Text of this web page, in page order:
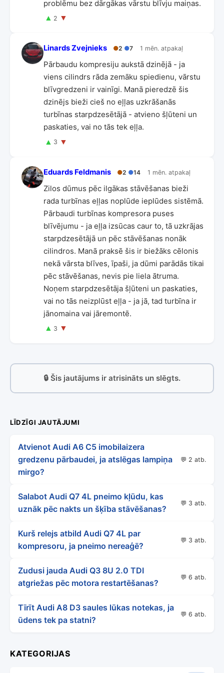
problēmu bez dārgākas vārstu blīvju maiņas.
▲ 2 ▼
Linards Zvejnieks ●2 ●7 1 mēn. atpakaļ
Pārbaudu kompresiju aukstā dzinējā - ja
viens cilindrs rāda zemāku spiedienu, vārstu
blīvgredzeni ir vainīgi. Manā pieredzē šis
dzinējs bieži cieš no eļļas uzkrāšanās
turbīnas starpdzesētājā - atvieno šļūteni un
paskaties, vai no tās tek eļļa.
▲ 3 ▼
Eduards Feldmanis ●2 ●14 1 mēn. atpakaļ
Zilos dūmus pēc ilgākas stāvēšanas bieži
rada turbīnas eļļas noplūde ieplūdes sistēmā.
Pārbaudi turbīnas kompresora puses
blīvējumu - ja eļļa izsūcas caur to, tā uzkrājas
starpdzesētājā un pēc stāvēšanas nonāk
cilindros. Manā praksē šis ir biežāks cēlonis
nekā vārsta blīves, īpaši, ja dūmi parādās tikai
pēc stāvēšanas, nevis pie liela ātruma.
Noņem starpdzesētāja šļūteni un paskaties,
vai no tās neizplūst eļļa - ja jā, tad turbīna ir
jānomaina vai jāremontē.
▲ 3 ▼
🔒 Šis jautājums ir atrisināts un slēgts.
LĪDZĪGI JAUTĀJUMI
Atvienot Audi A6 C5 imobilaizera
gredzenu pārbaudei, ja atslēgas lampiņa
mirgo?
💬 2 atb.
Salabot Audi Q7 4L pneimo kļūdu, kas
uznāk pēc nakts un šķība stāvēšanas?
💬 3 atb.
Kurš relejs atbild Audi Q7 4L par
kompresoru, ja pneimo nereaģē?
💬 3 atb.
Zudusi jauda Audi Q3 8U 2.0 TDI
atgriežas pēc motora restartēšanas?
💬 6 atb.
Tīrīt Audi A8 D3 saules lūkas notekas, ja
ūdens tek pa statni?
💬 6 atb.
KATEGORIJAS